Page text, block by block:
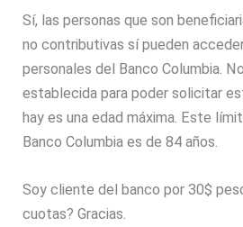
Sí, las personas que son
no contributivas sí pueden
personales del Banco Columbia.
establecida para poder solicitar
hay es una edad máxima. Este
Banco Columbia es de 84 años.
Soy cliente del banco por 30$
cuotas? Gracias.